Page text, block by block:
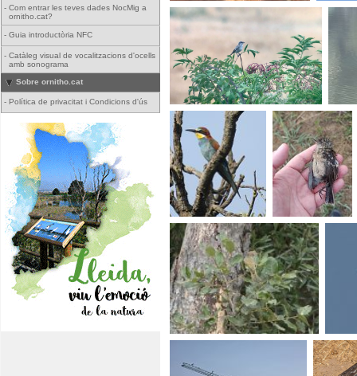
- Com entrar les teves dades NocMig a
ornitho.cat?
- Guia introductòria NFC
- Catàleg visual de vocalitzacions d'ocells
amb sonograma
Sobre ornitho.cat
- Política de privacitat i Condicions d'ús